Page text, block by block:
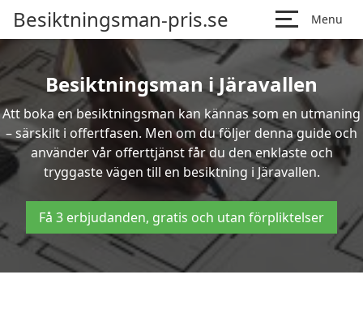
Besiktningsman-pris.se Menu
Besiktningsman i Järavallen
Att boka en besiktningsman kan kännas som en utmaning
– särskilt i offertfasen. Men om du följer denna guide och
använder vår offerttjänst får du den enklaste och
tryggaste vägen till en besiktning i Järavallen.
Få 3 erbjudanden, gratis och utan förpliktelser